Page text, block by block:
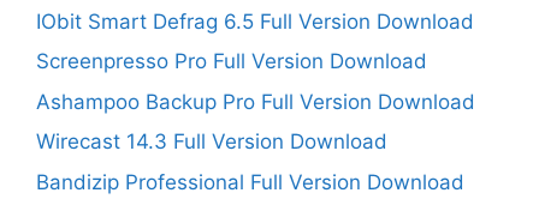
IObit Smart Defrag 6.5 Full Version Download
Screenpresso Pro Full Version Download
Ashampoo Backup Pro Full Version Download
Wirecast 14.3 Full Version Download
Bandizip Professional Full Version Download